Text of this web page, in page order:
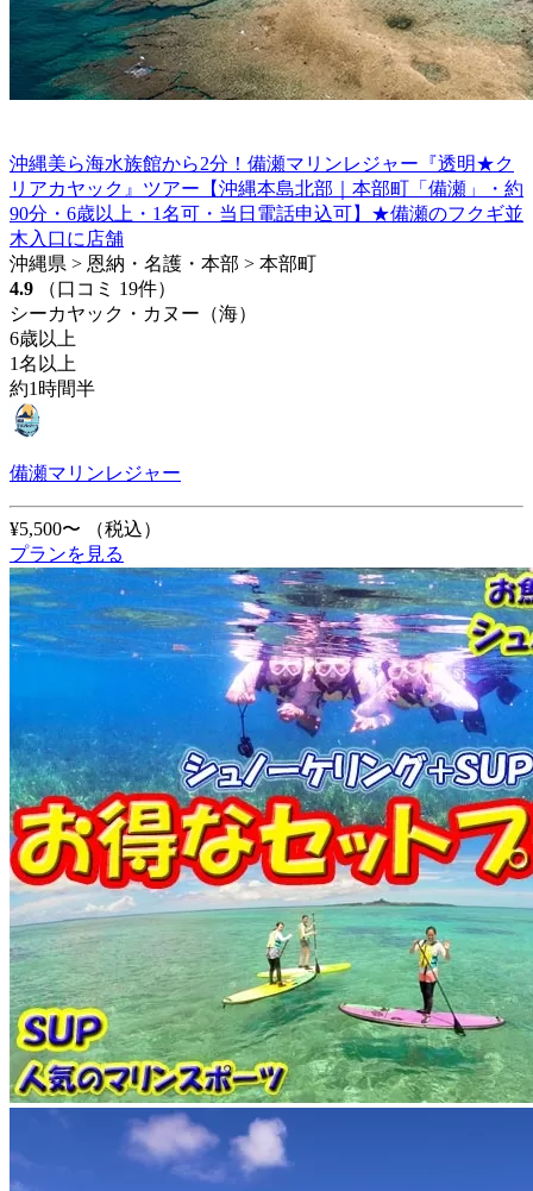
沖縄美ら海水族館から2分！備瀬マリンレジャー『透明★ク
リアカヤック』ツアー【沖縄本島北部｜本部町「備瀬」・約
90分・6歳以上・1名可・当日電話申込可】★備瀬のフクギ並
木入口に店舗
沖縄県 > 恩納・名護・本部 > 本部町
4.9
（口コミ 19件）
シーカヤック・カヌー（海）
6歳以上
1名以上
約1時間半
備瀬マリンレジャー
¥5,500〜
（税込）
プランを見る